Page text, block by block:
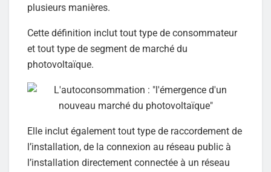
plusieurs manières.
Cette définition inclut tout type de consommateur
et tout type de segment de marché du
photovoltaïque.
Elle inclut également tout type de raccordement de
l’installation, de la connexion au réseau public à
l’installation directement connectée à un réseau